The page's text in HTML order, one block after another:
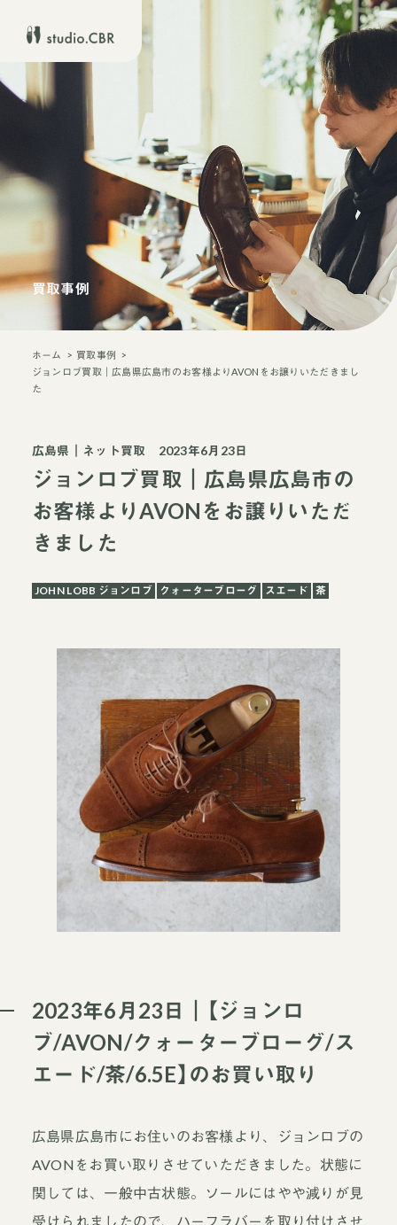
買取事例
ホーム
買取事例
ジョンロブ買取｜広島県広島市のお客様よりAVONをお譲りいただきまし
た
広島県 ネット買取 2023年6月23日
ジョンロブ買取｜広島県広島市の
お客様よりAVONをお譲りいただ
きました
JOHN LOBB ジョンロブ クォーターブローグ スエード 茶
2023年6月23日｜【ジョンロ
ブ/AVON/クォーターブローグ/ス
エード/茶/6.5E】のお買い取り
広島県広島市にお住いのお客様より、ジョンロブの
AVONをお買い取りさせていただきました。状態に
関しては、一般中古状態。ソールにはやや減りが見
受けられましたので、ハーフラバーを取り付けさせ